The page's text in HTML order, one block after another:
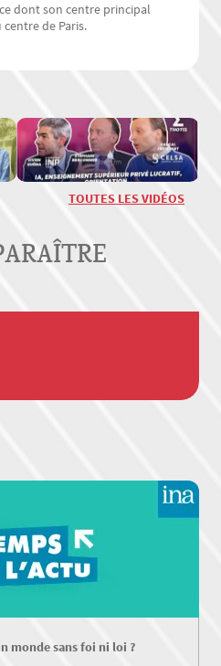
dont son centre principal
de Paris.
TOUTES LES VIDÉOS
monde sans foi ni loi ?